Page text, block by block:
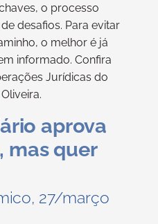
o processo
desafios. Para evitar
o melhor é já
informado. Confira
Jurídicas do
aprova
mas quer
27/março